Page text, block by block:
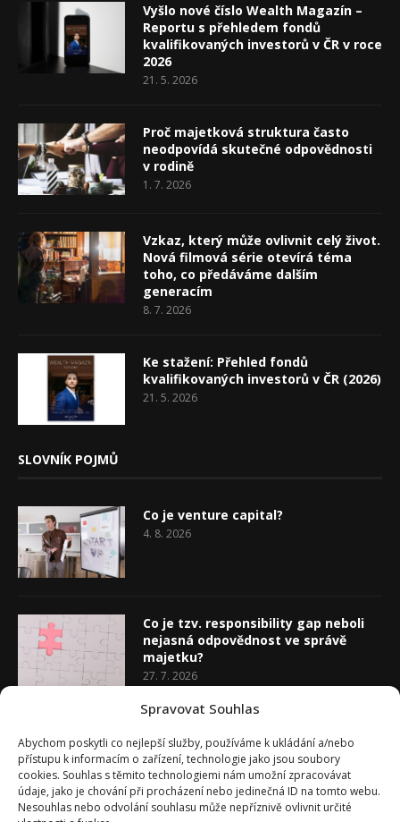
Spravovat Souhlas
Abychom poskytli co nejlepší služby, používáme k ukládání a/nebo
přístupu k informacím o zařízení, technologie jako jsou soubory
cookies. Souhlas s těmito technologiemi nám umožní zpracovávat
údaje, jako je chování při procházení nebo jedinečná ID na tomto webu.
Nesouhlas nebo odvolání souhlasu může nepříznivě ovlivnit určité
Vyšlo nové číslo Wealth Magazín –
Reportu s přehledem fondů
kvalifikovaných investorů v ČR v roce
2026
21. 5. 2026
Proč majetková struktura často
neodpovídá skutečné odpovědnosti
v rodině
1. 7. 2026
Vzkaz, který může ovlivnit celý život.
Nová filmová série otevírá téma
toho, co předáváme dalším
generacím
8. 7. 2026
Ke stažení: Přehled fondů
kvalifikovaných investorů v ČR (2026)
21. 5. 2026
SLOVNÍK POJMŮ
Co je venture capital?
4. 8. 2026
Co je tzv. responsibility gap neboli
nejasná odpovědnost ve správě
majetku?
27. 7. 2026
20. 7. 2026